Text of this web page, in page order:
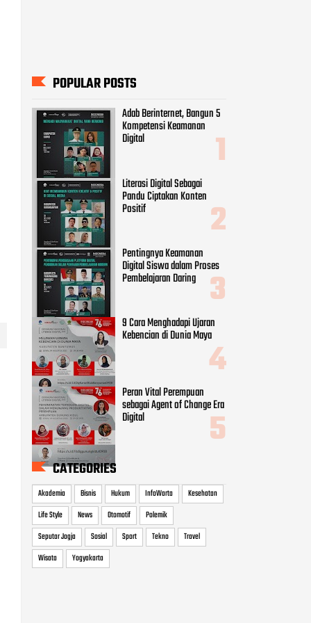
POPULAR POSTS
Adab Berinternet, Bangun 5
Kompetensi Keamanan
Digital
Literasi Digital Sebagai
Pandu Ciptakan Konten
Positif
Pentingnya Keamanan
Digital Siswa dalam Proses
Pembelajaran Daring
9 Cara Menghadapi Ujaran
Kebencian di Dunia Maya
Peran Vital Perempuan
sebagai Agent of Change Era
Digital
CATEGORIES
Akademia Bisnis Hukum InfoWarta
Kesehatan
Life Style
News Otomotif
Polemik
Seputar Jogja
Sosial Sport Tekno
Travel
Wisata
Yogyakarta